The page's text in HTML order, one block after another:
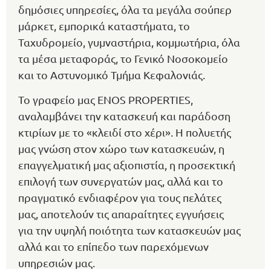
δημόσιες υπηρεσίες, όλα τα μεγάλα σούπερ
μάρκετ, εμπορικά καταστήματα, το
Ταχυδρομείο, γυμναστήρια, κομμωτήρια, όλα
τα μέσα μεταφοράς, το Γενικό Νοσοκομείο
και το Αστυνομικό Τμήμα Κεφαλονιάς.
Το γραφείο μας ENOS PROPERTIES,
αναλαμβάνει την κατασκευή και παράδοση
κτιρίων με το «κλειδί στο χέρι». Η πολυετής
μας γνώση στον χώρο των κατασκευών, η
επαγγελματική μας αξιοπιστία, η προσεκτική
επιλογή των συνεργατών μας, αλλά και το
πραγματικό ενδιαφέρον για τους πελάτες
μας, αποτελούν τις απαραίτητες εγγυήσεις
για την υψηλή ποιότητα των κατασκευών μας
αλλά και το επίπεδο των παρεχόμενων
υπηρεσιών μας.